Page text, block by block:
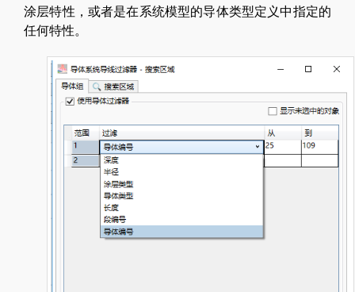
涂层特性，或者是在系统模型的导体类型定义中指定的
任何特性。